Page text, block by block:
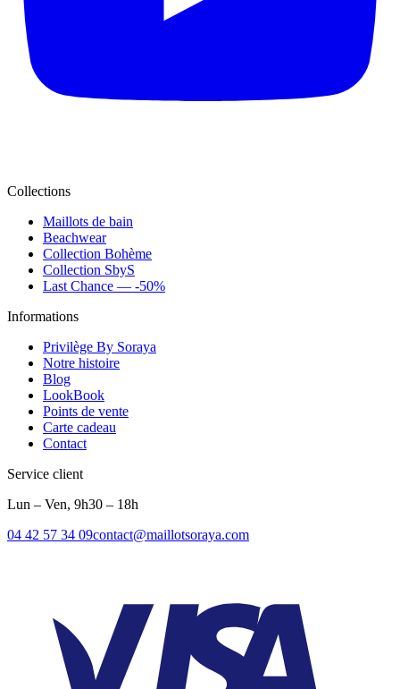
Collections
Maillots de bain
Beachwear
Collection Bohème
Collection SbyS
Last Chance — -50%
Informations
Privilège By Soraya
Notre histoire
Blog
LookBook
Points de vente
Carte cadeau
Contact
Service client
Lun – Ven, 9h30 – 18h
04 42 57 34 09contact@maillotsoraya.com